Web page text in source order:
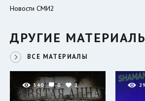
Новости СМИ2
ДРУГИЕ
ВСЕ МАТЕРИАЛЫ
540 0 2